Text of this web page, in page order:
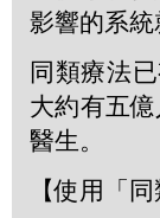
影響的系
同類療法
大約有五
醫生。
【使用「